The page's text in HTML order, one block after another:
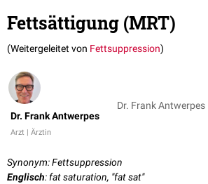
Fettsättigung (MRT)
(Weitergeleitet von Fettsuppression)
Dr. Frank Antwerpes
Arzt | Ärztin
Dr. Frank Antwerpes
Synonym: Fettsuppression
Englisch: fat saturation, "fat sat"